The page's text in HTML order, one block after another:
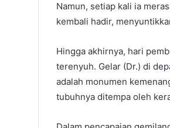
Namun, setiap kali ia
kembali hadir,
Hingga akhirnya, hari
terenyuh. Gelar (Dr.) di
adalah monumen
tubuhnya ditempa oleh